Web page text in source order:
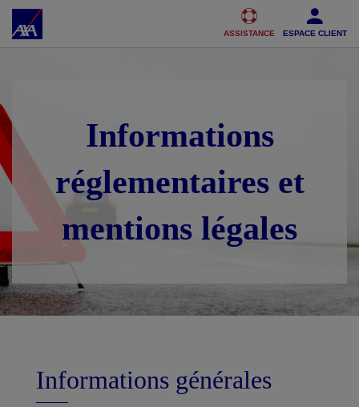
Accéder au Contenu Accéder au Pied de page
ASSISTANCE ESPACE CLIENT
Informations
réglementaires et
mentions légales
Informations générales